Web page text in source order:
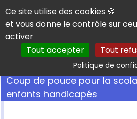
Panneau de gestion des cookies
Ce site utilise des cookies 🍪
et vous donne le contrôle sur
activer
Tout accepter
Tout
Politique de
Coup de pouce pour la
enfants handicapés